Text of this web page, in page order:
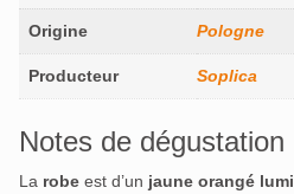
Origine Pologne
Producteur Soplica
Notes de dégustation
La robe est d’un jaune orangé